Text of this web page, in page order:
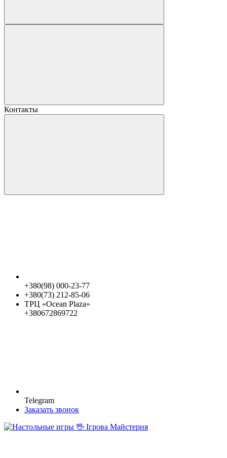
Контакты
+380(98) 000-23-77
+380(73) 212-85-06
ТРЦ «Ocean Plaza»
+380672869722
Telegram
Заказать звонок